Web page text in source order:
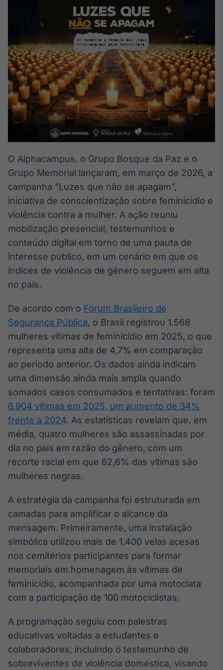
White Label
Plataforma para
conteúdos
personalizados
Soluções de Dados
e Conteúdos
Broadcast
OTC
Plataforma para
negociação de
ativos
Broadcast
Datafeed
APIs para
integração de
conteúdos e
dados
Broadcast
Ticker
Cotações e
notícias
Broadcast
Componentes
para conteúdos e
funcionalidades
Broadcast
Wallboard
Conteúdos e
dados para
displays e telas
Broadcast
Curadoria
noticiosos
Soluções de
Tecnologia
Broadcast
Radar
Monitoramento
inteligente de
notícias e
conteúdos
Fundos
A melhor
plataforma para
analisar fundos
de investimento
no Brasil
O Alphacampus, o Grupo Bosque da Paz e o
Grupo Memorial lançaram, em março de 2026, a
campanha “Luzes que não se apagam”,
iniciativa de conscientização sobre feminicídio e
violência contra a mulher. A ação reuniu
mobilização presencial, testemunhos e
conteúdo digital em torno de uma pauta de
interesse público, em um cenário em que os
índices de violência de gênero seguem em alta
no país.
De acordo com o Fórum Brasileiro de
Segurança Pública, o Brasil registrou 1.568
mulheres vítimas de feminicídio em 2025, o que
representa uma alta de 4,7% em comparação
ao período anterior. Os dados ainda indicam
uma dimensão ainda mais ampla quando
somados casos consumados e tentativas: foram
6.904 vítimas em 2025, um aumento de 34%
frente a 2024. As estatísticas revelam que, em
média, quatro mulheres são assassinadas por
dia no país em razão do gênero, com um
recorte racial em que 62,6% das vítimas são
mulheres negras.
A estratégia da campanha foi estruturada em
camadas para amplificar o alcance da
mensagem. Primeiramente, uma instalação
simbólica utilizou mais de 1.400 velas acesas
nos cemitérios participantes para formar
memoriais em homenagem às vítimas de
feminicídio, acompanhada por uma motociata
com a participação de 100 motociclistas.
A programação seguiu com palestras
educativas voltadas a estudantes e
colaboradores, incluindo o testemunho de
sobreviventes de violência doméstica, visando